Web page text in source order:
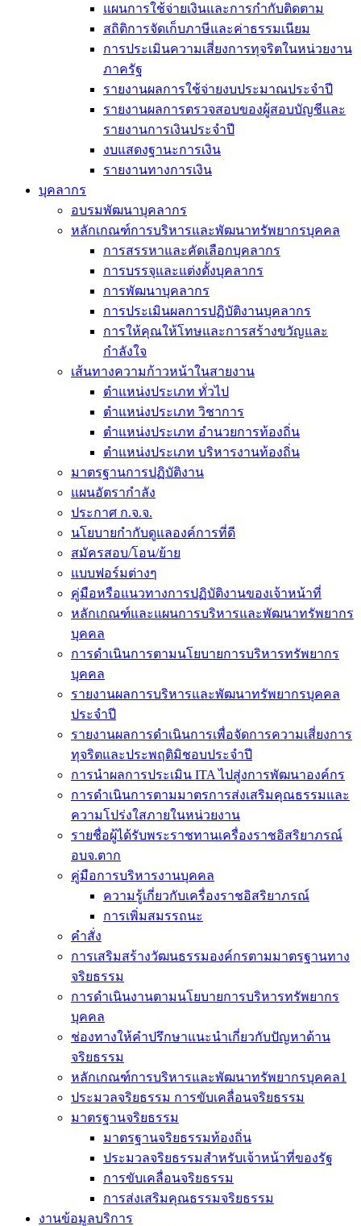
แผนการใช้จ่ายเงินและการกำกับติดตาม
สถิติการจัดเก็บภาษีและค่าธรรมเนียม
การประเมินความเสี่ยงการทุจริตในหน่วยงาน
ภาครัฐ
รายงานผลการใช้จ่ายงบประมาณประจำปี
รายงานผลการตรวจสอบของผู้สอบบัญชีและ
รายงานการเงินประจำปี
งบแสดงฐานะการเงิน
รายงานทางการเงิน
บุคลากร
อบรมพัฒนาบุคลากร
หลักเกณฑ์การบริหารและพัฒนาทรัพยากรบุคคล
การสรรหาและคัดเลือกบุคลากร
การบรรจุและแต่งตั้งบุคลากร
การพัฒนาบุคลากร
การประเมินผลการปฏิบัติงานบุคลากร
การให้คุณให้โทษและการสร้างขวัญและ
กำลังใจ
เส้นทางความก้าวหน้าในสายงาน
ตำแหน่งประเภท ทั่วไป
ตำแหน่งประเภท วิชาการ
ตำแหน่งประเภท อำนวยการท้องถิ่น
ตำแหน่งประเภท บริหารงานท้องถิ่น
มาตรฐานการปฏิบัติงาน
แผนอัตรากำลัง
ประกาศ ก.จ.จ.
นโยบายกำกับดูแลองค์การที่ดี
สมัครสอบ/โอน/ย้าย
แบบฟอร์มต่างๆ
คู่มือหรือแนวทางการปฏิบัติงานของเจ้าหน้าที่
หลักเกณฑ์และแผนการบริหารและพัฒนาทรัพยากร
บุคคล
การดำเนินการตามนโยบายการบริหารทรัพยากร
บุคคล
รายงานผลการบริหารและพัฒนาทรัพยากรบุคคล
ประจำปี
รายงานผลการดำเนินการเพื่อจัดการความเสี่ยงการ
ทุจริตและประพฤติมิชอบประจำปี
การนำผลการประเมิน ITA ไปสู่งการพัฒนาองค์กร
การดำเนินการตามมาตรการส่งเสริมคุณธรรมและ
ความโปร่งใสภายในหน่วยงาน
รายชื่อผู้ได้รับพระราชทานเครื่องราชอิสริยาภรณ์
อบจ.ตาก
คู่มือการบริหารงานบุคคล
ความรู้เกี่ยวกับเครื่องราชอิสริยาภรณ์
การเพิ่มสมรรถนะ
คำสั่ง
การเสริมสร้างวัฒนธรรมองค์กรตามมาตรฐานทาง
จริยธรรม
การดำเนินงานตามนโยบายการบริหารทรัพยากร
บุคคล
ช่องทางให้คำปรึกษาแนะนำเกี่ยวกับปัญหาด้าน
จริยธรรม
หลักเกณฑ์การบริหารและพัฒนาทรัพยากรบุคคล1
ประมวลจริยธรรม การขับเคลื่อนจริยธรรม
มาตรฐานจริยธรรม
มาตรฐานจริยธรรมท้องถิ่น
ประมวลจริยธรรมสำหรับเจ้าหน้าที่ของรัฐ
การขับเคลื่อนจริยธรรม
การส่งเสริมคุณธรรมจริยธรรม
งานข้อมูลบริการ